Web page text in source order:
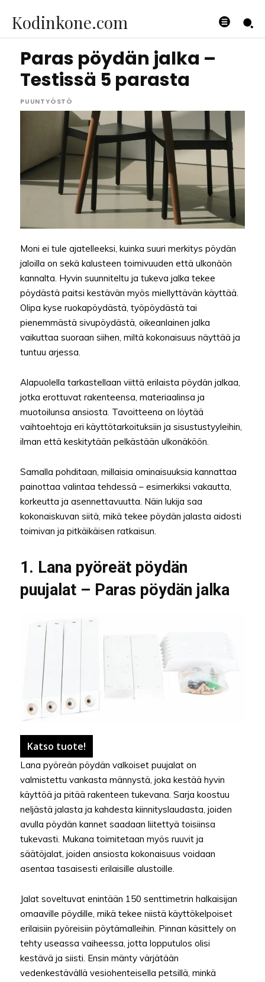
Kodinkone.com
Paras pöydän jalka –
Testissä 5 parasta
PUUNTYÖSTÖ
Moni ei tule ajatelleeksi, kuinka suuri merkitys pöydän
jaloilla on sekä kalusteen toimivuuden että ulkonäön
kannalta. Hyvin suunniteltu ja tukeva jalka tekee
pöydästä paitsi kestävän myös miellyttävän käyttää.
Olipa kyse ruokapöydästä, työpöydästä tai
pienemmästä sivupöydästä, oikeanlainen jalka
vaikuttaa suoraan siihen, miltä kokonaisuus näyttää ja
tuntuu arjessa.
Alapuolella tarkastellaan viittä erilaista pöydän jalkaa,
jotka erottuvat rakenteensa, materiaalinsa ja
muotoilunsa ansiosta. Tavoitteena on löytää
vaihtoehtoja eri käyttötarkoituksiin ja sisustustyyleihin,
ilman että keskitytään pelkästään ulkonäköön.
Samalla pohditaan, millaisia ominaisuuksia kannattaa
painottaa valintaa tehdessä – esimerkiksi vakautta,
korkeutta ja asennettavuutta. Näin lukija saa
kokonaiskuvan siitä, mikä tekee pöydän jalasta aidosti
toimivan ja pitkäikäisen ratkaisun.
1. Lana pyöreät pöydän
puujalat – Paras pöydän jalka
Katso tuote!
Lana pyöreän pöydän valkoiset puujalat on
valmistettu vankasta männystä, joka kestää hyvin
käyttöä ja pitää rakenteen tukevana. Sarja koostuu
neljästä jalasta ja kahdesta kiinnityslaudasta, joiden
avulla pöydän kannet saadaan liitettyä toisiinsa
tukevasti. Mukana toimitetaan myös ruuvit ja
säätöjalat, joiden ansiosta kokonaisuus voidaan
asentaa tasaisesti erilaisille alustoille.
Jalat soveltuvat enintään 150 senttimetrin halkaisijan
omaaville pöydille, mikä tekee niistä käyttökelpoiset
erilaisiin pyöreisiin pöytämalleihin. Pinnan käsittely on
tehty useassa vaiheessa, jotta lopputulos olisi
kestävä ja siisti. Ensin mänty värjätään
vedenkestävällä vesiohenteisella petsillä, minkä